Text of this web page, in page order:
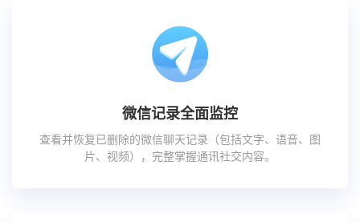
微信记录全面监控
查看并恢复已删除的微信聊天记录（包括文字、语音、图
片、视频），完整掌握通讯社交内容。